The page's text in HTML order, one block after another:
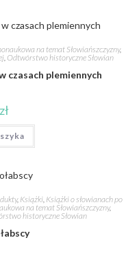
na temat Słowiańszczyzny,
, Odtwórstwo historyczne Słowian
czasach plemiennych
zł
, Książki, Książki o słowianach po
na temat Słowiańszczyzny,
historyczne Słowian